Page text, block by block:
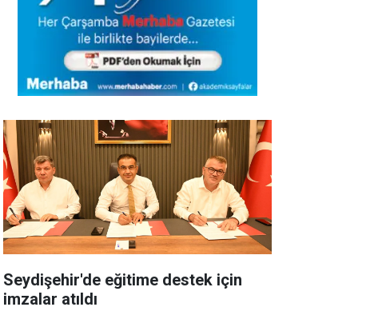
Seydişehir'de eğitime destek için
imzalar atıldı